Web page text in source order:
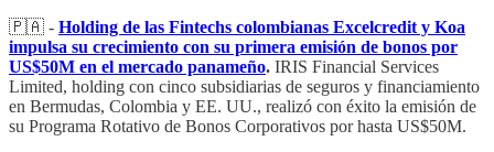
🇵🇦 - Holding de las Fintechs colombianas Excelcredit y Koa
impulsa su crecimiento con su primera emisión de bonos por
US$50M en el mercado panameño. IRIS Financial Services
Limited, holding con cinco subsidiarias de seguros y financiamiento
en Bermudas, Colombia y EE. UU., realizó con éxito la emisión de
su Programa Rotativo de Bonos Corporativos por hasta US$50M.